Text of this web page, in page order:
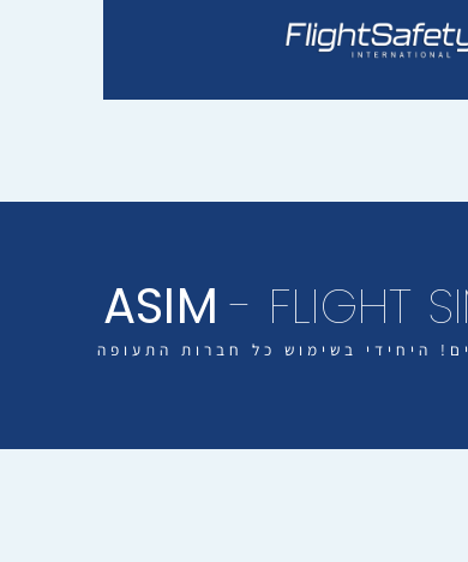
ASIM- FLIGHT
היחידי בשימוש כל חברות התעופה